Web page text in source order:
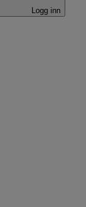
Logg inn